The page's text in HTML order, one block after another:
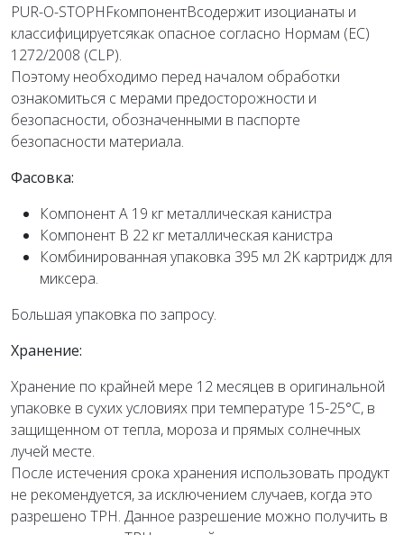
PUR-O-STOPHFкомпонентBсодержит изоцианаты и
классифицируетсякак опасное согласно Нормам (EC)
1272/2008 (CLP).
Поэтому необходимо перед началом обработки
ознакомиться с мерами предосторожности и
безопасности, обозначенными в паспорте
безопасности материала.
Фасовка:
Компонент A 19 кг металлическая канистра
Компонент B 22 кг металлическая канистра
Комбинированная упаковка 395 мл 2K картридж для
миксера.
Большая упаковка по запросу.
Хранение:
Хранение по крайней мере 12 месяцев в оригинальной
упаковке в сухих условиях при температуре 15-25°C, в
защищенном от тепла, мороза и прямых солнечных
лучей месте.
После истечения срока хранения использовать продукт
не рекомендуется, за исключением случаев, когда это
разрешено TPH. Данное разрешение можно получить в